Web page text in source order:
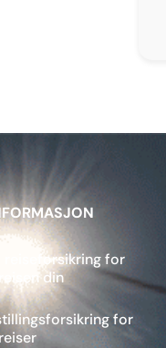
reiseforsikring for
din
for